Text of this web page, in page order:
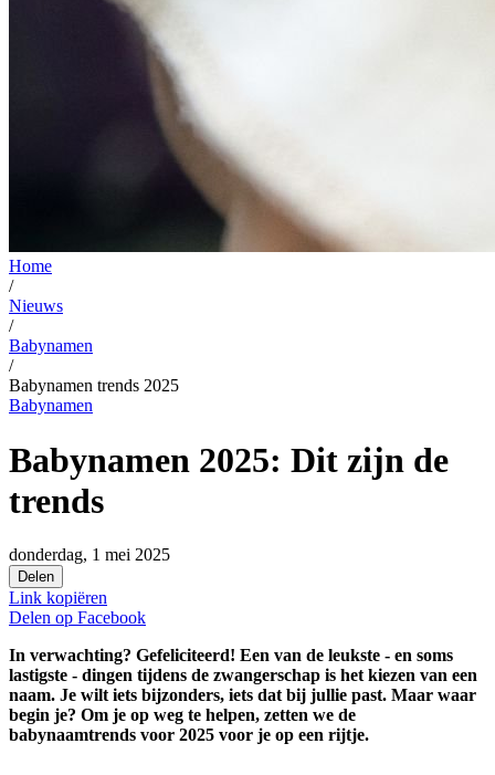
Home
/
Nieuws
/
Babynamen
/
Babynamen trends 2025
Babynamen
Babynamen 2025: Dit zijn de
trends
donderdag, 1 mei 2025
Delen
Link kopiëren
Delen op Facebook
In verwachting? Gefeliciteerd! Een van de leukste - en soms
lastigste - dingen tijdens de zwangerschap is het kiezen van een
naam. Je wilt iets bijzonders, iets dat bij jullie past. Maar waar
begin je? Om je op weg te helpen, zetten we de
babynaamtrends voor 2025 voor je op een rijtje.